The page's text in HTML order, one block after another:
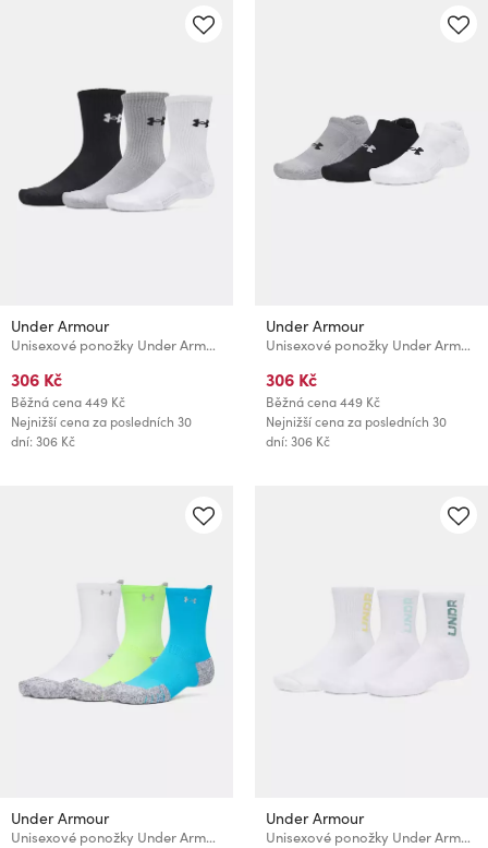
Under Armour
Unisexové ponožky Under Armour UA Performance Cotton 3p Crw
306 Kč
Běžná cena449 Kč
Nejnižší cena za posledních 30
dní: 306 Kč
Under Armour
Unisexové ponožky Under Armour UA Performance Cotton 3pk NS
306 Kč
Běžná cena449 Kč
Nejnižší cena za posledních 30
dní: 306 Kč
Under Armour
Unisexové ponožky Under Armour UA Velociti Run Cush 3p Crew
Under Armour
Unisexové ponožky Under Armour UA 3-Maker 3pk Mid-Crew